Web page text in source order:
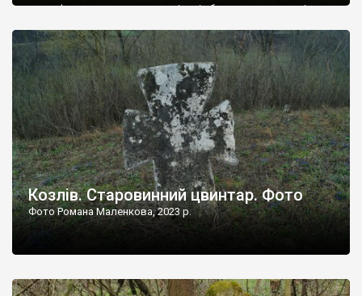
рельєфне пано, яке показує жінку і яблуню, а трохи далі, десь
не видно, але видно дві стареньких колії у траві – […]
Козлів. Старовинний цвинтар. Фото
Фото Романа Маленкова, 2023 р.